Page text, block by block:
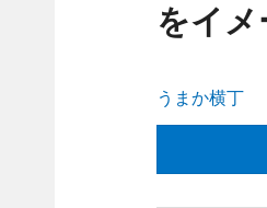
をイメ
うまか横丁